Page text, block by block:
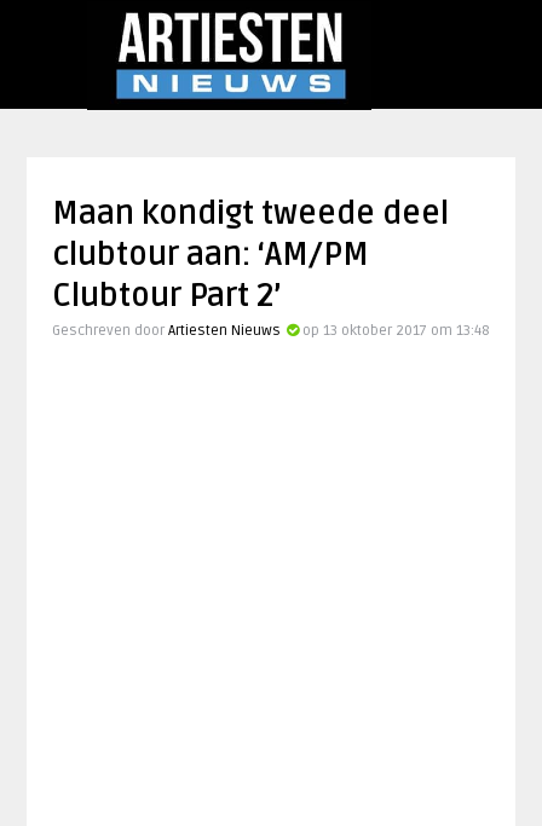
Maan kondigt tweede deel
clubtour aan: ‘AM/PM
Clubtour Part 2’
Geschreven door Artiesten Nieuws op 13 oktober 2017 om 13:48